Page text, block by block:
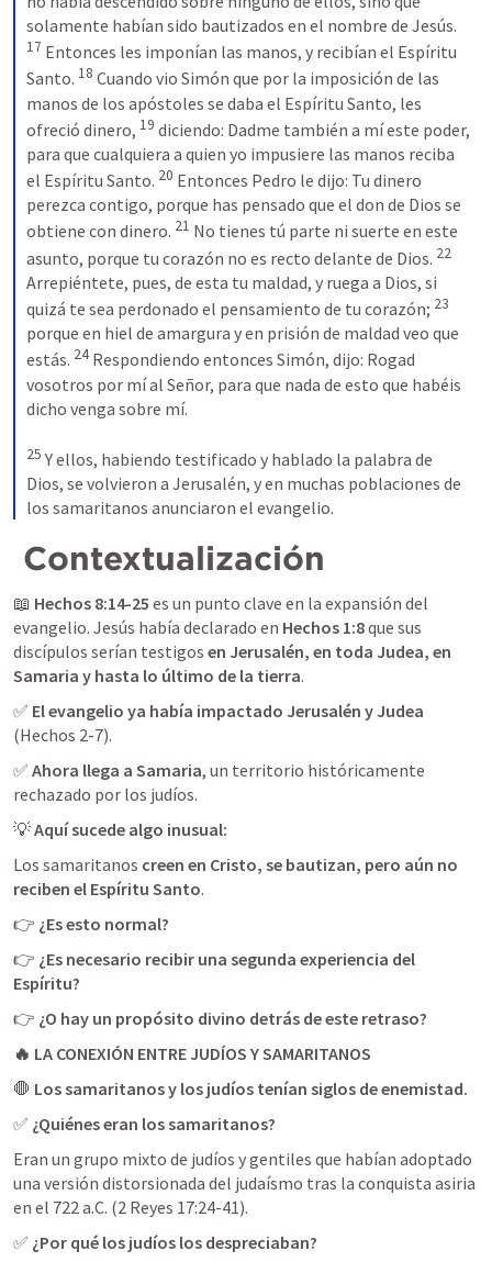
17 Entonces les imponían las manos, y recibían el Espíritu
Santo. 18 Cuando vio Simón que por la imposición de las
manos de los apóstoles se daba el Espíritu Santo, les
ofreció dinero, 19 diciendo: Dadme también a mí este poder,
para que cualquiera a quien yo impusiere las manos reciba
el Espíritu Santo. 20 Entonces Pedro le dijo: Tu dinero
perezca contigo, porque has pensado que el don de Dios se
obtiene con dinero. 21 No tienes tú parte ni suerte en este
asunto, porque tu corazón no es recto delante de Dios. 22
Arrepiéntete, pues, de esta tu maldad, y ruega a Dios, si
quizá te sea perdonado el pensamiento de tu corazón; 23
porque en hiel de amargura y en prisión de maldad veo que
estás. 24 Respondiendo entonces Simón, dijo: Rogad
vosotros por mí al Señor, para que nada de esto que habéis
dicho venga sobre mí.
25 Y ellos, habiendo testificado y hablado la palabra de
Dios, se volvieron a Jerusalén, y en muchas poblaciones de
los samaritanos anunciaron el evangelio.
Contextualización
📖 Hechos 8:14-25 es un punto clave en la expansión del
evangelio. Jesús había declarado en Hechos 1:8 que sus
discípulos serían testigos en Jerusalén, en toda Judea, en
Samaria y hasta lo último de la tierra
✅ El evangelio ya había impactado Jerusalén y Judea
(Hechos 2-7).
✅ Ahora llega a Samaria, un territorio históricamente
rechazado por los judíos.
💡 Aquí sucede algo inusual:
Los samaritanos creen en Cristo, se bautizan, pero aún no
reciben el Espíritu Santo.
👉 ¿Es esto normal?
👉 ¿Es necesario recibir una segunda experiencia del
Espíritu?
👉 ¿O hay un propósito divino detrás de este retraso?
🔥 LA CONEXIÓN ENTRE JUDÍOS Y SAMARITANOS
🛑 Los samaritanos y los judíos tenían siglos de enemistad.
✅ ¿Quiénes eran los samaritanos?
Eran un grupo mixto de judíos y gentiles que habían adoptado
una versión distorsionada del judaísmo tras la conquista asiria
en el 722 a.C. (2 Reyes 17:24-41
✅ ¿Por qué los judíos los despreciaban?